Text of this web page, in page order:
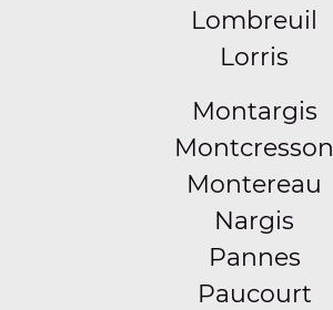
Lombreuil
Lorris
Montargis
Montcresson
Montereau
Nargis
Pannes
Paucourt